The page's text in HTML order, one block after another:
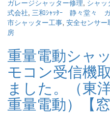
ガレージシャッター修理, シャッ
式会社, 三和ｼｬｯﾀｰ 静々堂々
市シャッター工事, 安全センサー
房
重量電動シャ
モコン受信機
ました。（東
重量電動）【窓